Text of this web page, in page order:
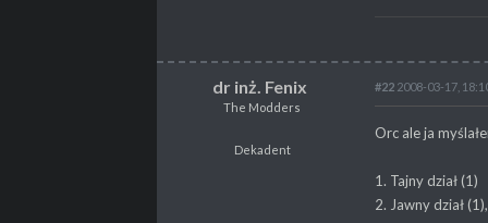
dr inż. Fenix
The Modders
The Modders
Dekadent
#22 2008-03-17,
Orc ale ja
1. Tajny dział (1)
2. Jawny dział